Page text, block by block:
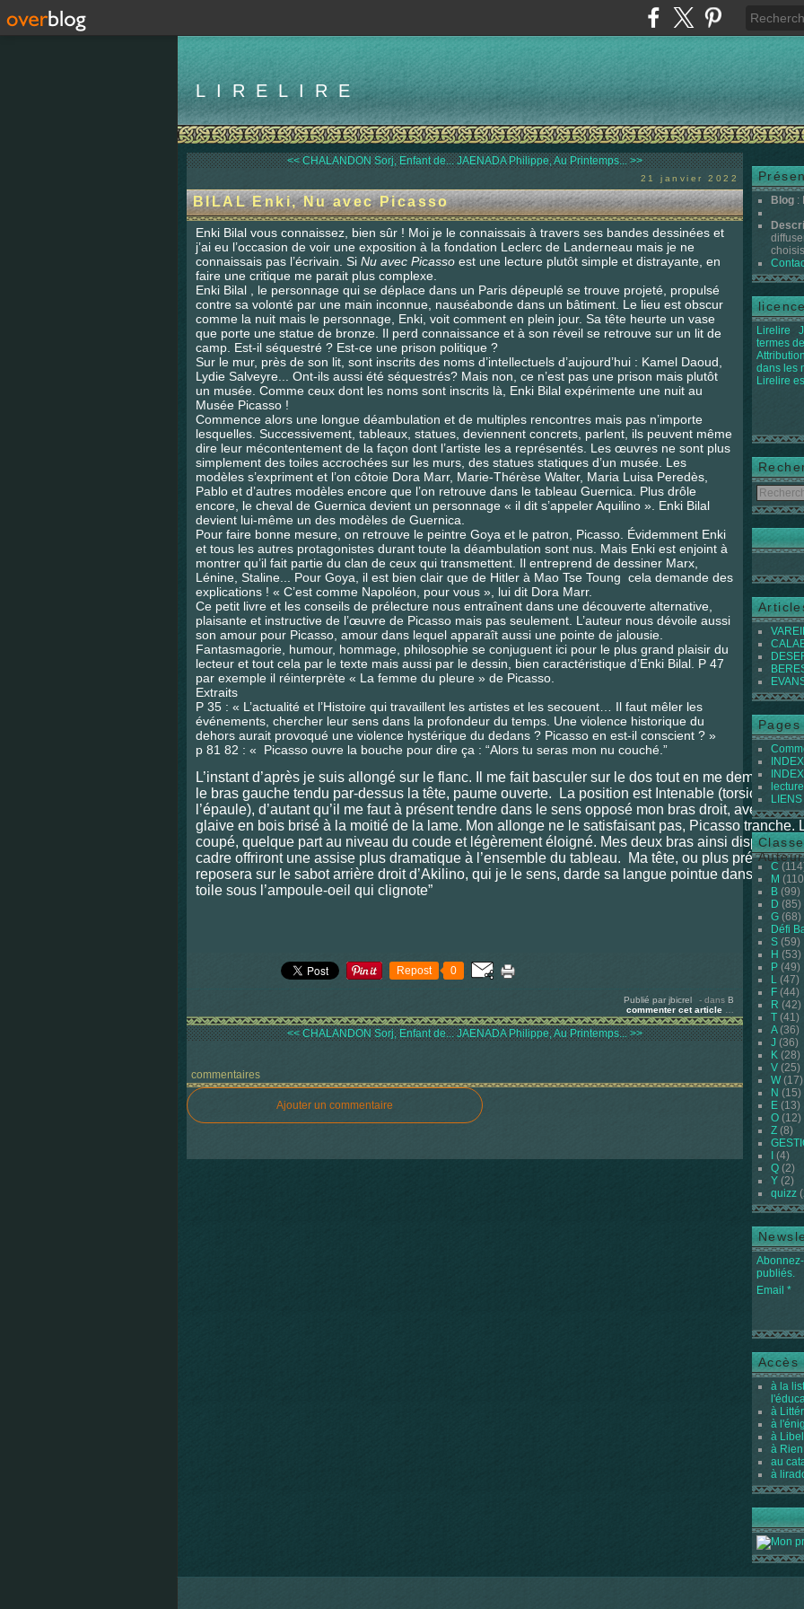
LIRELIRE
<< CHALANDON Sorj, Enfant de... JAENADA Philippe, Au Printemps... >>
21 janvier 2022
BILAL Enki, Nu avec Picasso
Enki Bilal vous connaissez, bien sûr ! Moi je le connaissais à travers ses bandes dessinées et
j’ai eu l’occasion de voir une exposition à la fondation Leclerc de Landerneau mais je ne
connaissais pas l’écrivain. Si Nu avec Picasso est une lecture plutôt simple et distrayante, en
faire une critique me parait plus complexe.
Enki Bilal , le personnage qui se déplace dans un Paris dépeuplé se trouve projeté, propulsé
contre sa volonté par une main inconnue, nauséabonde dans un bâtiment. Le lieu est obscur
comme la nuit mais le personnage, Enki, voit comment en plein jour. Sa tête heurte un vase
que porte une statue de bronze. Il perd connaissance et à son réveil se retrouve sur un lit de
camp. Est-il séquestré ? Est-ce une prison politique ?
Sur le mur, près de son lit, sont inscrits des noms d’intellectuels d’aujourd’hui : Kamel Daoud,
Lydie Salveyre... Ont-ils aussi été séquestrés? Mais non, ce n’est pas une prison mais plutôt
un musée. Comme ceux dont les noms sont inscrits là, Enki Bilal expérimente une nuit au
Musée Picasso !
Commence alors une longue déambulation et de multiples rencontres mais pas n’importe
lesquelles. Successivement, tableaux, statues, deviennent concrets, parlent, ils peuvent même
dire leur mécontentement de la façon dont l’artiste les a représentés. Les œuvres ne sont plus
simplement des toiles accrochées sur les murs, des statues statiques d’un musée. Les
modèles s’expriment et l’on côtoie Dora Marr, Marie-Thérèse Walter, Maria Luisa Peredès,
Pablo et d’autres modèles encore que l’on retrouve dans le tableau Guernica. Plus drôle
encore, le cheval de Guernica devient un personnage « il dit s’appeler Aquilino ». Enki Bilal
devient lui-même un des modèles de Guernica.
Pour faire bonne mesure, on retrouve le peintre Goya et le patron, Picasso. Évidemment Enki
et tous les autres protagonistes durant toute la déambulation sont nus. Mais Enki est enjoint à
montrer qu’il fait partie du clan de ceux qui transmettent. Il entreprend de dessiner Marx,
Lénine, Staline... Pour Goya, il est bien clair que de Hitler à Mao Tse Toung cela demande des
explications ! « C’est comme Napoléon, pour vous », lui dit Dora Marr.
Ce petit livre et les conseils de prélecture nous entraînent dans une découverte alternative,
plaisante et instructive de l’œuvre de Picasso mais pas seulement. L’auteur nous dévoile aussi
son amour pour Picasso, amour dans lequel apparaît aussi une pointe de jalousie.
Fantasmagorie, humour, hommage, philosophie se conjuguent ici pour le plus grand plaisir du
lecteur et tout cela par le texte mais aussi par le dessin, bien caractéristique d’Enki Bilal. P 47
par exemple il réinterprète « La femme du pleure » de Picasso.
Extraits
P 35 : « L’actualité et l’Histoire qui travaillent les artistes et les secouent… Il faut mêler les
événements, chercher leur sens dans la profondeur du temps. Une violence historique du
dehors aurait provoqué une violence hystérique du dedans ? Picasso en est-il conscient ? »
p 81 82 : « Picasso ouvre la bouche pour dire ça : “Alors tu seras mon nu couché.”
L’instant d’après je suis allongé sur le flanc. Il me fait basculer sur le dos tout en me
le bras gauche tendu par-dessus la tête, paume ouverte.
La position est Intenable (torsion au
l’épaule), d’autant qu’il me faut à présent tendre dans le sens opposé mon bras droit, avec
glaive en bois brisé à la moitié de la lame. Mon allonge ne le satisfaisant pas, Picasso tranche.
coupé, quelque part au niveau du coude et légèrement éloigné. Mes deux bras ainsi disposés
cadre offriront une assise plus dramatique à l’ensemble du tableau.
Ma tête, ou plus
reposera sur le sabot arrière droit d’Akilino, qui je le sens, darde sa langue pointue dans les
toile sous l’ampoule-oeil qui clignote”
Repost 0
Publié par jbicrel - dans B
commenter cet article
<< CHALANDON Sorj, Enfant de... JAENADA Philippe, Au Printemps... >>
commentaires
Ajouter un commentaire
Blog :
Lirelire
termes
dans les
Lirelire
Pages
C
M
B (99)
D (85)
G (68)
Défi
S (59)
H (53)
P (49)
L (47)
F (44)
R (42)
T (41)
A(36)
J (36)
K (28)
V (25)
W(17)
N (15)
E (13)
O (12)
Z (8)
(4)
Q (2)
Y (2)
quizz
publiés.
Email
Accès
à la
à
à
à
à
au
à